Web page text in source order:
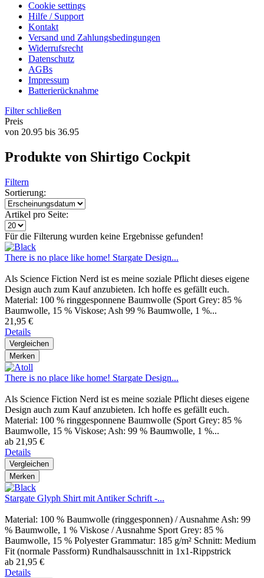
Cookie settings
Hilfe / Support
Kontakt
Versand und Zahlungsbedingungen
Widerrufsrecht
Datenschutz
AGBs
Impressum
Batterierücknahme
Filter schließen
Preis
von 20.95 bis 36.95
Produkte von Shirtigo Cockpit
Filtern
Sortierung:
Artikel pro Seite:
Für die Filterung wurden keine Ergebnisse gefunden!
There is no place like home! Stargate Design...
Als Science Fiction Nerd ist es meine soziale Pflicht dieses eigene
Design auch zum Kauf anzubieten. Ich hoffe es gefällt euch.
Material: 100 % ringgesponnene Baumwolle (Sport Grey: 85 %
Baumwolle, 15 % Viskose; Ash 99 % Baumwolle, 1 %...
21,95 €
Details
Vergleichen
Merken
There is no place like home! Stargate Design...
Als Science Fiction Nerd ist es meine soziale Pflicht dieses eigene
Design auch zum Kauf anzubieten. Ich hoffe es gefällt euch.
Material: 100 % ringgesponnene Baumwolle (Sport Grey: 85 %
Baumwolle, 15 % Viskose; Ash: 99 % Baumwolle, 1 %...
ab 21,95 €
Details
Vergleichen
Merken
Stargate Glyph Shirt mit Antiker Schrift -...
Material: 100 % Baumwolle (ringgesponnen) / Ausnahme Ash: 99
% Baumwolle, 1 % Viskose / Ausnahme Sport Grey: 85 %
Baumwolle, 15 % Polyester Grammatur: 185 g/m² Schnitt: Medium
Fit (normale Passform) Rundhalsausschnitt in 1x1-Rippstrick
ab 21,95 €
Details